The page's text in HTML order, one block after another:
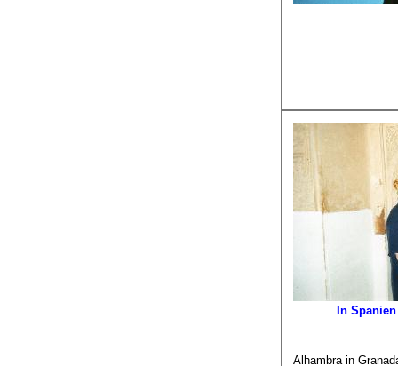
In
Alhambra in